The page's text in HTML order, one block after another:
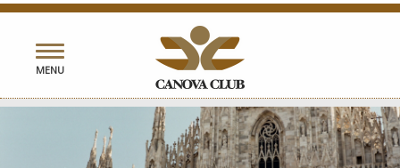
Toggle
navigation
MENU